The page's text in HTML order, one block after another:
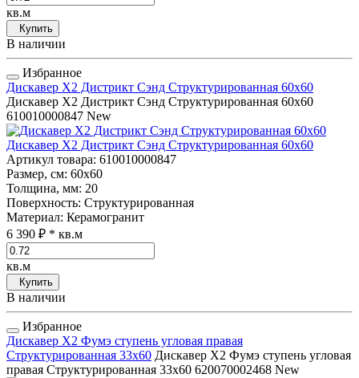
кв.м
Купить
В наличии
Избранное
Дискавер Х2 Дистрикт Сэнд Структурированная 60x60
Дискавер Х2 Дистрикт Сэнд Структурированная 60x60
610010000847 New
Дискавер Х2 Дистрикт Сэнд Структурированная 60x60
Артикул товара: 610010000847
Размер, см: 60x60
Толщина, мм: 20
Поверхность: Структурированная
Материал: Керамогранит
6 390 ₽ * кв.м
кв.м
Купить
В наличии
Избранное
Дискавер Х2 Фумэ ступень угловая правая
Структурированная 33x60 Дискавер Х2 Фумэ ступень угловая
правая Структурированная 33x60 620070002468 New